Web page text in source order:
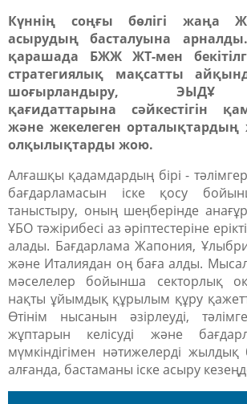
Күннің соңғы бөлігі жаңа
асырудың басталуына
қарашада БЖЖ ЖТ-мен
стратегиялық мақсатты
шоғырландыру, ЭЫДҰ
қағидаттарына сәйкестігін
және жекелеген
олқылықтарды жою.
Алғашқы қадамдардың бірі -
бағдарламасын іске қосу
таныстыру, оның шеңберінде
ҰБО тәжірибесі аз әріптестеріне
алады. Бағдарлама Жапония,
және Италиядан оң баға алды.
мәселелер бойынша секторлық
нақты ұйымдық құрылым құру
Өтінім нысанын әзірлеуді,
жұптарын келісуді және
мүмкіндігімен нәтижелерді жылдық
алғанда, бастаманы іске асыру